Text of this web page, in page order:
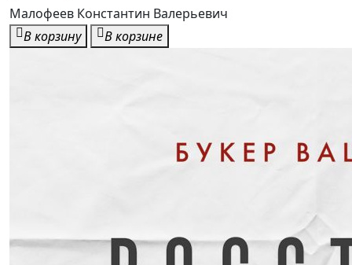
Малофеев Константин Валерьевич
В корзину
В корзине